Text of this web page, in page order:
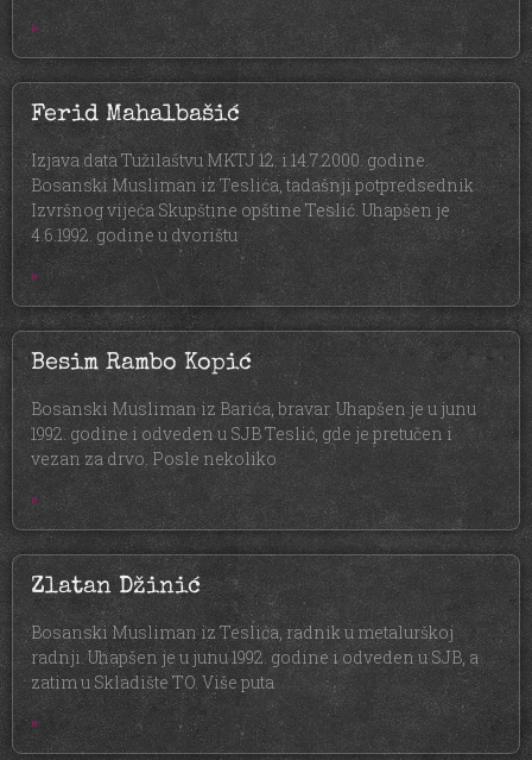
»
Ferid Mahalbašić
Izjava data Tužilaštvu MKTJ 12. i 14.7.2000. godine.
Bosanski Musliman iz Teslića, tadašnji potpredsednik
Izvršnog vijeća Skupštine opštine Teslić. Uhapšen je
4.6.1992. godine u dvorištu
»
Besim Rambo Kopić
Bosanski Musliman iz Barića, bravar. Uhapšen je u junu
1992. godine i odveden u SJB Teslić, gde je pretučen i
vezan za drvo. Posle nekoliko
»
Zlatan Džinić
Bosanski Musliman iz Teslića, radnik u metalurškoj
radnji. Uhapšen je u junu 1992. godine i odveden u SJB, a
zatim u Skladište TO. Više puta
»